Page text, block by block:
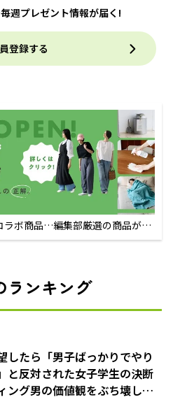
週プレゼント情報が届く!
登録する
ラボ商品…編集部厳選の商品が買
ランキング
したら「男子ばっかりでやり
と反対された女子学生の決断
ング男の価値観をぶち壊した